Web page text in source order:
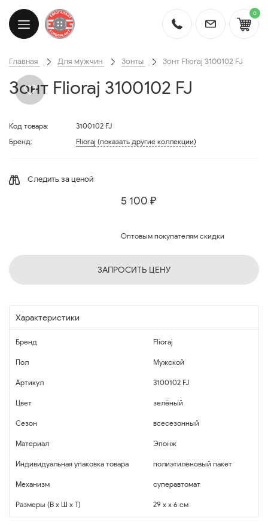
0
Главная Для мужчин Зонты Зонт Flioraj 3100102 FJ
Зонт Flioraj 3100102 FJ
Код товара:
3100102 FJ
Бренд:
Flioraj (показать другие коллекции)
Следить за ценой
5 100 ₽
Оптовым покупателям скидки
ЗАПРОСИТЬ ЦЕНУ
Характеристики
Бренд Flioraj
Пол Мужской
Артикул 3100102 FJ
Цвет зелёный
Сезон всесезонный
Материал Эпонж
Индивидуальная упаковка товара полиэтиленовый пакет
Механизм суперавтомат
Размеры (В x Ш x Т) 29 x x 6 см